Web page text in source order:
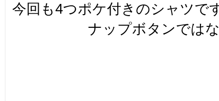
今回も4つポケ付きのシャツで
ナップボタンでは